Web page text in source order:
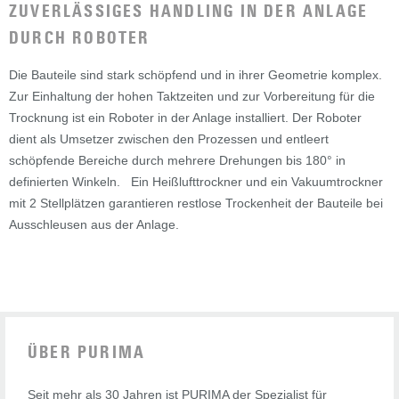
ZUVERLÄSSIGES HANDLING IN DER ANLAGE
DURCH ROBOTER
Die Bauteile sind stark schöpfend und in ihrer Geometrie komplex.
Zur Einhaltung der hohen Taktzeiten und zur Vorbereitung für die
Trocknung ist ein Roboter in der Anlage installiert. Der Roboter
dient als Umsetzer zwischen den Prozessen und entleert
schöpfende Bereiche durch mehrere Drehungen bis 180° in
definierten Winkeln. Ein Heißlufttrockner und ein Vakuumtrockner
mit 2 Stellplätzen garantieren restlose Trockenheit der Bauteile bei
Ausschleusen aus der Anlage.
ÜBER PURIMA
Seit mehr als 30 Jahren ist PURIMA der Spezialist für